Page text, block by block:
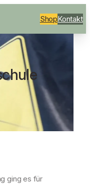
ShopKontakt
ging es für